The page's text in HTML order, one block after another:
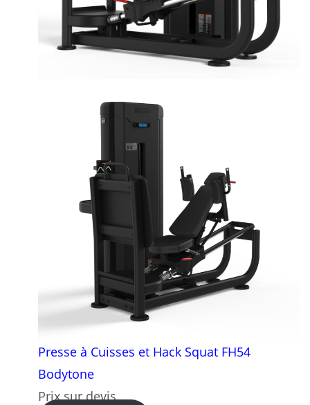
Presse à Cuisses et Hack Squat FH54
Bodytone
Prix sur devis